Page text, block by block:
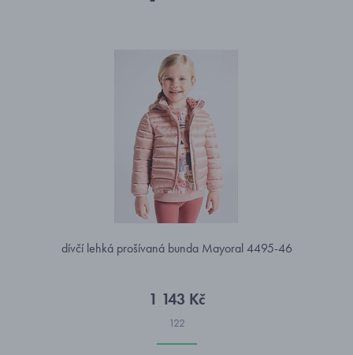
dívčí lehká prošívaná bunda Mayoral 4495-46
1 143 Kč
122